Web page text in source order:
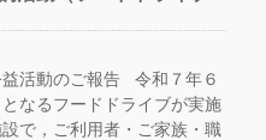
活動のご報告 令和７年６
なるフードドライブが実施
で，ご利用者・ご家族・職